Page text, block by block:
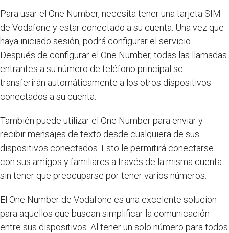
Para usar el One Number, necesita tener una tarjeta SIM
de Vodafone y estar conectado a su cuenta. Una vez que
haya iniciado sesión, podrá configurar el servicio.
Después de configurar el One Number, todas las llamadas
entrantes a su número de teléfono principal se
transferirán automáticamente a los otros dispositivos
conectados a su cuenta.
También puede utilizar el One Number para enviar y
recibir mensajes de texto desde cualquiera de sus
dispositivos conectados. Esto le permitirá conectarse
con sus amigos y familiares a través de la misma cuenta
sin tener que preocuparse por tener varios números.
El One Number de Vodafone es una excelente solución
para aquellos que buscan simplificar la comunicación
entre sus dispositivos. Al tener un solo número para todos